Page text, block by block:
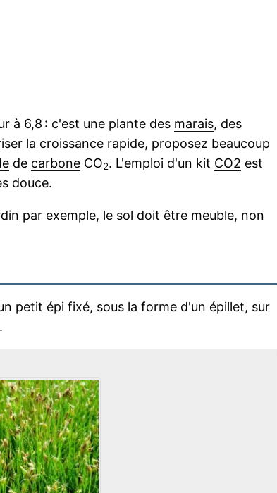
à 6,8 : c'est une plante des marais, des
la croissance rapide, proposez beaucoup
de carbone CO2. L'emploi d'un kit CO2 est
douce.
par exemple, le sol doit être meuble, non
petit épi fixé, sous la forme d'un épillet, sur
.